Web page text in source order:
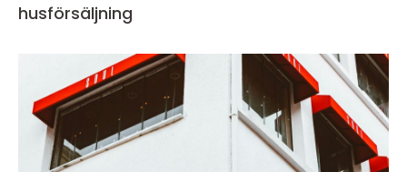
husförsäljning